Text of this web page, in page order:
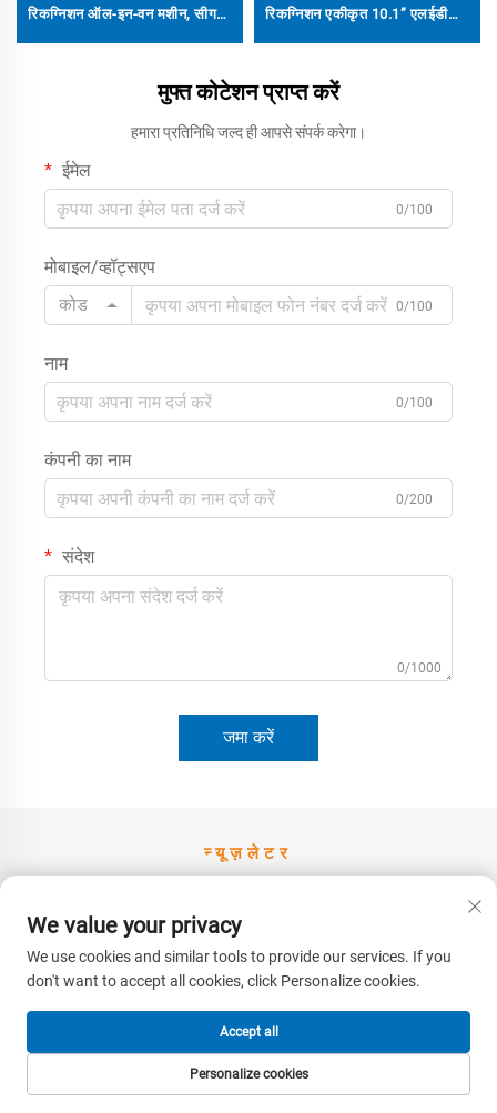
रिकग्निशन ऑल-इन-वन मशीन, सीगल
रिकग्निशन एकीकृत 10.1” एलईडी
मुफ्त कोटेशन प्राप्त करें
हमारा प्रतिनिधि जल्द ही आपसे संपर्क करेगा।
ईमेल
0/100
मोबाइल/व्हॉट्सएप
कोड
0/100
नाम
0/100
कंपनी का नाम
0/200
संदेश
0/1000
जमा करें
न्यूज़लेटर
हमसे संपर्क करें
We value your privacy
We use cookies and similar tools to provide our services. If you
don't want to accept all cookies, click Personalize cookies.
Personalize cookies
Accept all